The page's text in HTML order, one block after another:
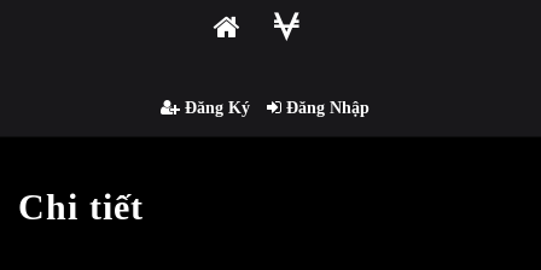
Đăng Ký Đăng Nhập
Chi tiết